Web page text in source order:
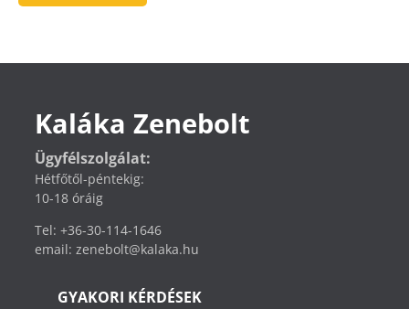
Kaláka Zenebolt
Ügyfélszolgálat:
Hétfőtől-péntekig:
10-18 óráig
Tel: +36-30-114-1646
email: zenebolt@kalaka.hu
GYAKORI KÉRDÉSEK